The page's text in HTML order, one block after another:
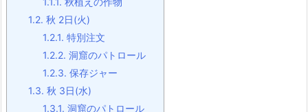
1.2. 秋 2日(火)
1.2.1. 特別注文
1.2.2. 洞窟のパトロール
1.2.3. 保存ジャー
1.3. 秋 3日(水)
1.3.1. 洞窟のパトロール